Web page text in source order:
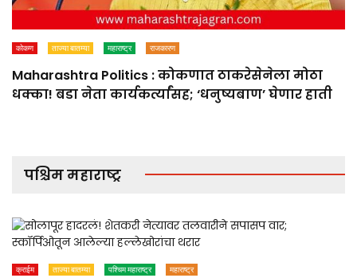
कोकण ताज्या बातम्या महाराष्ट्र राजकारण
Maharashtra Politics : कोकणात ठाकरेसेनेला मोठा
धक्का! बडा नेता कार्यकर्त्यांसह; ‘धनुष्यबाण’ घेणार हाती
पश्चिम महाराष्ट्र
क्राईम ताज्या बातम्या पश्चिम महाराष्ट्र महाराष्ट्र